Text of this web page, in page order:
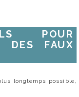
POUR
DES FAUX
longtemps possible,